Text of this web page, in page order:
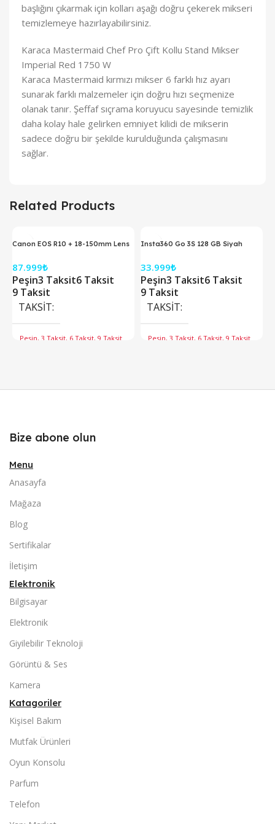
başlığını çıkarmak için kolları aşağı doğru çekerek mikseri
temizlemeye hazırlayabilirsiniz.
Karaca Mastermaid Chef Pro Çift Kollu Stand Mikser
Imperial Red 1750 W
Karaca Mastermaid kırmızı mikser 6 farklı hız ayarı
sunarak farklı malzemeler için doğru hızı seçmenize
olanak tanır. Şeffaf sıçrama koruyucu sayesinde temizlik
daha kolay hale gelirken emniyet kilidi de mikserin
sadece doğru bir şekilde kurulduğunda çalışmasını
sağlar.
Related Products
Canon EOS R10 + 18-150mm Lens
87.999₺
Peşin3 Taksit6 Taksit
9 Taksit
TAKSIT
Peşin, 3 Taksit, 6 Taksit, 9 Taksit
Insta360 Go 3S 128 GB Siyah
33.999₺
Peşin3 Taksit6 Taksit
9 Taksit
TAKSIT
Peşin, 3 Taksit, 6 Taksit, 9 Taksit
Bize abone olun
Menu
Anasayfa
Mağaza
Blog
Sertifikalar
İletişim
Elektronik
Bilgisayar
Elektronik
Giyilebilir Teknoloji
Görüntü & Ses
Kamera
Katagoriler
Kişisel Bakım
Mutfak Ürünleri
Oyun Konsolu
Parfum
Telefon